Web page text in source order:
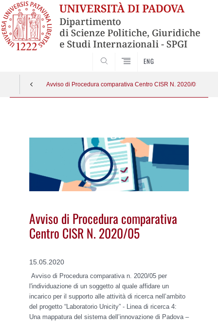
ENG
Avviso di Procedura comparativa Centro CISR N. 2020/05
Avviso di Procedura comparativa
Centro CISR N. 2020/05
15.05.2020
Avviso di Procedura comparativa n. 2020/05 per
l'individuazione di un soggetto al quale affidare un
incarico per il supporto alle attività di ricerca nell’ambito
del progetto “Laboratorio Unicity” - Linea di ricerca 4:
Una mappatura del sistema dell’innovazione di Padova –